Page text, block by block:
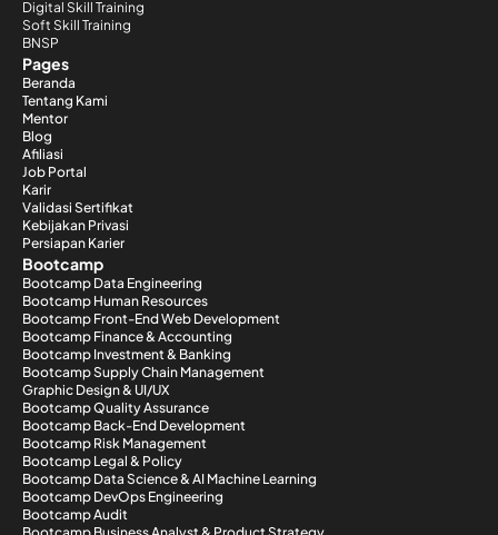
Digital Skill Training
Soft Skill Training
BNSP
Pages
Beranda
Tentang Kami
Mentor
Blog
Afiliasi
Job Portal
Karir
Validasi Sertifikat
Kebijakan Privasi
Persiapan Karier
Bootcamp
Bootcamp Data Engineering
Bootcamp Human Resources
Bootcamp Front-End Web Development
Bootcamp Finance & Accounting
Bootcamp Investment & Banking
Bootcamp Supply Chain Management
Graphic Design & UI/UX
Bootcamp Quality Assurance
Bootcamp Back-End Development
Bootcamp Risk Management
Bootcamp Legal & Policy
Bootcamp Data Science & AI Machine Learning
Bootcamp DevOps Engineering
Bootcamp Audit